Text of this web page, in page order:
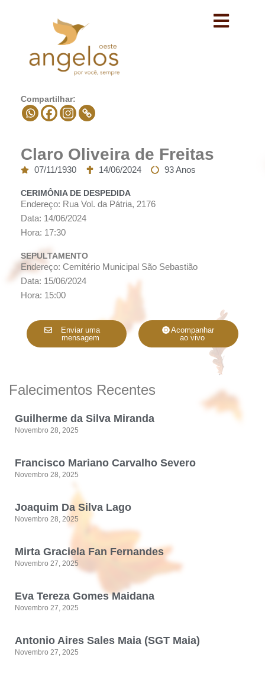
Compartilhar:
Claro Oliveira de Freitas
07/11/1930 14/06/2024 93 Anos
CERIMÔNIA DE DESPEDIDA
Endereço: Rua Vol. da Pátria, 2176
Data: 14/06/2024
Hora: 17:30
SEPULTAMENTO
Endereço: Cemitério Municipal São Sebastião
Data: 15/06/2024
Hora: 15:00
Enviar uma
mensagem
Acompanhar
ao vivo
Falecimentos Recentes
Guilherme da Silva Miranda
Novembro 28, 2025
Francisco Mariano Carvalho Severo
Novembro 28, 2025
Joaquim Da Silva Lago
Novembro 28, 2025
Mirta Graciela Fan Fernandes
Novembro 27, 2025
Eva Tereza Gomes Maidana
Novembro 27, 2025
Antonio Aires Sales Maia (SGT Maia)
Novembro 27, 2025